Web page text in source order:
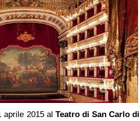
aprile 2015 al Teatro di San Carlo di